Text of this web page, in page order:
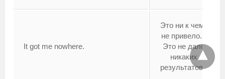
It got me nowhere.
Это ни к чему
не привело. (
Это не дало
никаких
результатов.)